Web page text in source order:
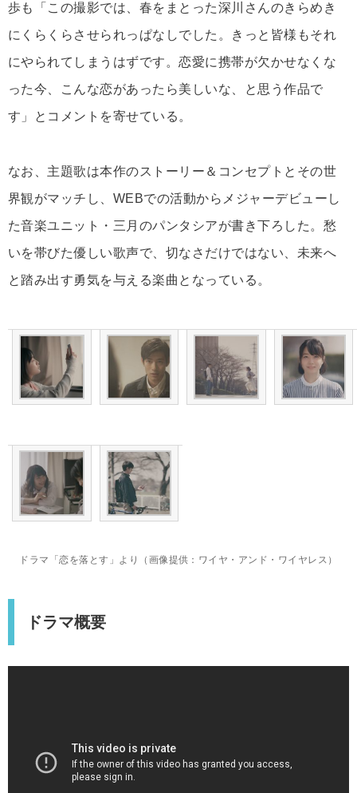
歩も「この撮影では、春をまとった深川さんのきらめき
にくらくらさせられっぱなしでした。きっと皆様もそれ
にやられてしまうはずです。恋愛に携帯が欠かせなくな
った今、こんな恋があったら美しいな、と思う作品で
す」とコメントを寄せている。
なお、主題歌は本作のストーリー＆コンセプトとその世
界観がマッチし、WEBでの活動からメジャーデビューし
た音楽ユニット・三月のパンタシアが書き下ろした。愁
いを帯びた優しい歌声で、切なさだけではない、未来へ
と踏み出す勇気を与える楽曲となっている。
ドラマ「恋を落とす」より（画像提供：ワイヤ・アンド・ワイヤレス）
ドラマ概要